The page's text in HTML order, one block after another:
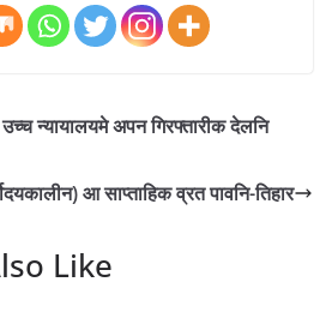
न्यायालयमे अपन गिरफ्तारीक देलनि
आ साप्ताहिक व्रत पावनि-तिहार
Like